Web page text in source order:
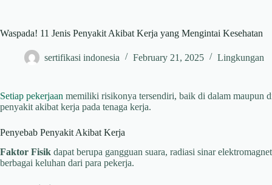
Waspada! 11 Jenis Penyakit Akibat Kerja yang Mengintai Kesehatan
sertifikasi indonesia February 21, 2025 Lingkungan
Setiap pekerjaan memiliki risikonya tersendiri, baik di dalam maupun
penyakit akibat kerja pada tenaga kerja.
Penyebab Penyakit Akibat Kerja
Faktor Fisik dapat berupa gangguan suara, radiasi sinar
berbagai keluhan dari para pekerja.